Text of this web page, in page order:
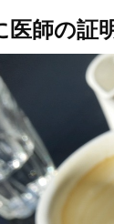
医師の証